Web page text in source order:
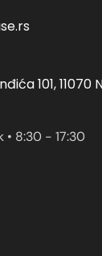
101, 11070
• 8:30 - 17:30